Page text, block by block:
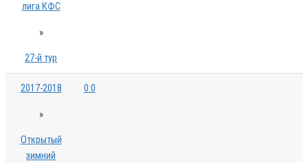
лига КФС
»
27-й тур
2017-2018
»
Открытый
зимний
0:0